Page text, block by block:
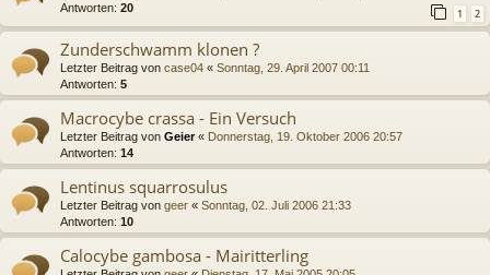
Antworten: 20 1 2
Zunderschwamm klonen ?
Letzter Beitrag von case04 « Sonntag, 29. April 2007 00:11
Antworten: 5
Macrocybe crassa - Ein Versuch
Letzter Beitrag von Geier« Donnerstag, 19. Oktober 2006 20:57
Antworten: 14
Lentinus squarrosulus
Letzter Beitrag von geer « Sonntag, 02. Juli 2006 21:33
Antworten: 10
Calocybe gambosa - Mairitterling